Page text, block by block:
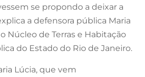
se propondo a deixar a
a defensora pública Maria
Núcleo de Terras e Habitação
do Estado do Rio de Janeiro.
Lúcia, que vem